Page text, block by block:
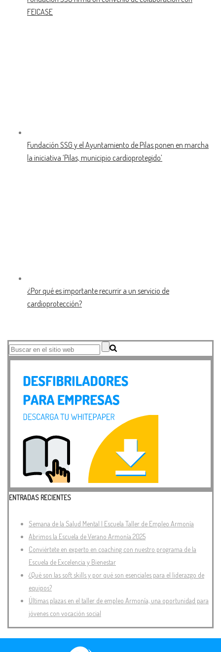
FEICASE
Fundación SSG y el Ayuntamiento de Pilas ponen en marcha
la iniciativa ‘Pilas, municipio cardioprotegido’
¿Por qué es importante recurrir a un servicio de
cardioprotección?
ENTRADAS RECIENTES
Semana de la Salud Mental | Escuela Taller de Empleo Armonía
Abrimos la Escuela de Verano Armonía 2025
Conviértete en experto en coaching con nuestro programa de la
Escuela de Excelencia y Bienestar
¿Qué son las soft skills y por qué son esenciales para el liderazgo de
equipos?
Últimas plazas en el taller de empleo Armonía, una oportunidad para
jóvenes con vocación social